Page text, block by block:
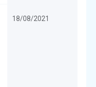
18/08/2021